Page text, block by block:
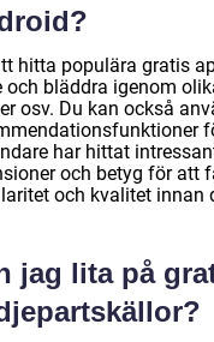
hitta populära gratis
och bläddra igenom
osv. Du kan också
har hittat
och betyg för att
och kvalitet innan
jag lita på